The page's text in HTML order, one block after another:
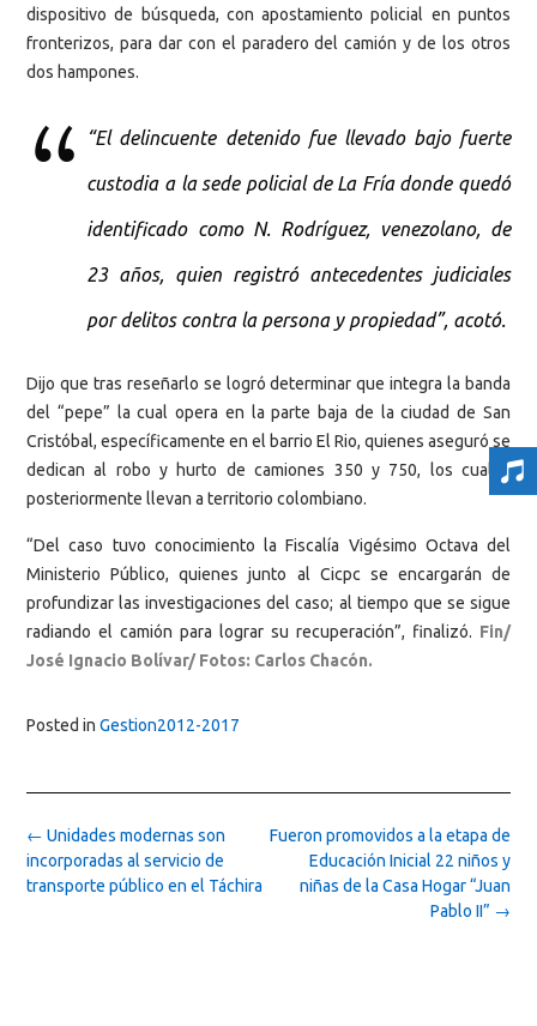
dispositivo de búsqueda, con apostamiento policial en puntos
fronterizos, para dar con el paradero del camión y de los otros
dos hampones.
“El delincuente detenido fue llevado bajo fuerte
custodia a la sede policial de La Fría donde quedó
identificado como N. Rodríguez, venezolano, de
23 años, quien registró antecedentes judiciales
por delitos contra la persona y propiedad”, acotó.
Dijo que tras reseñarlo se logró determinar que integra la banda
del “pepe” la cual opera en la parte baja de la ciudad de San
Cristóbal, específicamente en el barrio El Rio, quienes aseguró se
dedican al robo y hurto de camiones 350 y 750, los cuales
posteriormente llevan a territorio colombiano.
“Del caso tuvo conocimiento la Fiscalía Vigésimo Octava del
Ministerio Público, quienes junto al Cicpc se encargarán de
profundizar las investigaciones del caso; al tiempo que se sigue
radiando el camión para lograr su recuperación”, finalizó. Fin/
José Ignacio Bolívar/ Fotos: Carlos Chacón.
Posted in Gestion2012-2017
Post
navigation
Fueron promovidos a la etapa de
Educación Inicial 22 niños y
niñas de la Casa Hogar “Juan
Pablo II” →
← Unidades modernas son
incorporadas al servicio de
transporte público en el Táchira